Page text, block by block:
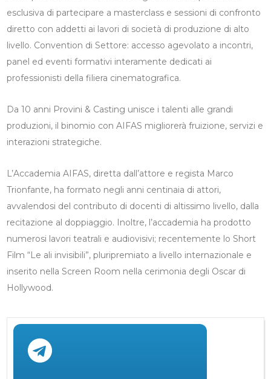
esclusiva di partecipare a masterclass e sessioni di confronto
diretto con addetti ai lavori di società di produzione di alto
livello. Convention di Settore: accesso agevolato a incontri,
panel ed eventi formativi interamente dedicati ai
professionisti della filiera cinematografica.
Da 10 anni Provini & Casting unisce i talenti alle grandi
produzioni, il binomio con AIFAS migliorerà fruizione, servizi e
interazioni strategiche.
L’Accademia AIFAS, diretta dall’attore e regista Marco
Trionfante, ha formato negli anni centinaia di attori,
avvalendosi del contributo di docenti di altissimo livello, dalla
recitazione al doppiaggio. Inoltre, l’accademia ha prodotto
numerosi lavori teatrali e audiovisivi; recentemente lo Short
Film “Le ali invisibili”, pluripremiato a livello internazionale e
inserito nella Screen Room nella cerimonia degli Oscar di
Hollywood.